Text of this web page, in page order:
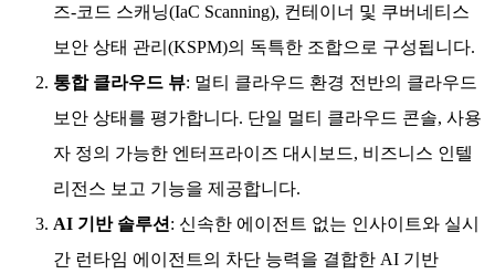
즈-코드 스캐닝(IaC Scanning), 컨테이너 및 쿠버네티스
보안 상태 관리(KSPM)의 독특한 조합으로 구성됩니다.
통합 클라우드 뷰: 멀티 클라우드 환경 전반의 클라우드
보안 상태를 평가합니다. 단일 멀티 클라우드 콘솔, 사용
자 정의 가능한 엔터프라이즈 대시보드, 비즈니스 인텔
리전스 보고 기능을 제공합니다.
AI 기반 솔루션 : 신속한 에이전트 없는 인사이트와 실시
간 런타임 에이전트의 차단 능력을 결합한 AI 기반